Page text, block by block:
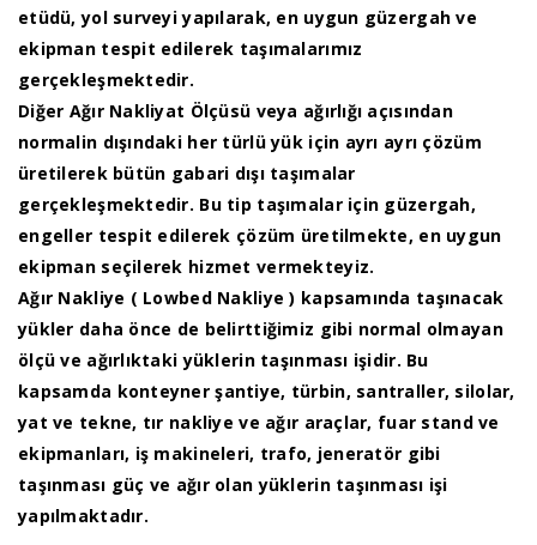
etüdü, yol surveyi yapılarak, en uygun güzergah ve
ekipman tespit edilerek taşımalarımız
gerçekleşmektedir.
Diğer Ağır Nakliyat Ölçüsü veya ağırlığı açısından
normalin dışındaki her türlü yük için ayrı ayrı çözüm
üretilerek bütün gabari dışı taşımalar
gerçekleşmektedir. Bu tip taşımalar için güzergah,
engeller tespit edilerek çözüm üretilmekte, en uygun
ekipman seçilerek hizmet vermekteyiz.
Ağır Nakliye ( Lowbed Nakliye ) kapsamında taşınacak
yükler daha önce de belirttiğimiz gibi normal olmayan
ölçü ve ağırlıktaki yüklerin taşınması işidir. Bu
kapsamda konteyner şantiye, türbin, santraller, silolar,
yat ve tekne, tır nakliye ve ağır araçlar, fuar stand ve
ekipmanları, iş makineleri, trafo, jeneratör gibi
taşınması güç ve ağır olan yüklerin taşınması işi
yapılmaktadır.